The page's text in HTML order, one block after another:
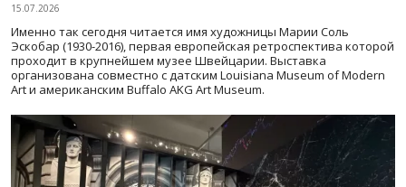
15.07.2026
Именно так сегодня читается имя художницы Марии Соль
Эскобар (1930-2016), первая европейская ретроспектива которой
проходит в крупнейшем музее Швейцарии. Выставка
организована совместно с датским Louisiana Museum of Modern
Art и американским Buffalo AKG Art Museum.